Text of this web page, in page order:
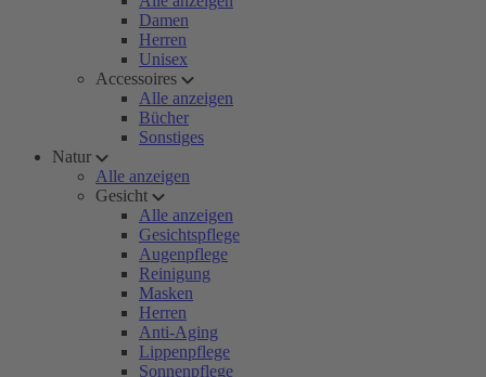
Damen
Herren
Unisex
Accessoires
Alle anzeigen
Bücher
Sonstiges
Natur
Alle anzeigen
Gesicht
Alle anzeigen
Gesichtspflege
Augenpflege
Reinigung
Masken
Herren
Anti-Aging
Lippenpflege
Sonnenpflege